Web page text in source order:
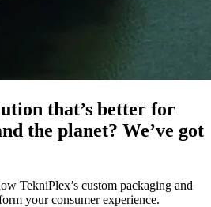
that’s better for
the planet? We’ve got
TekniPlex’s custom packaging and
your consumer experience.